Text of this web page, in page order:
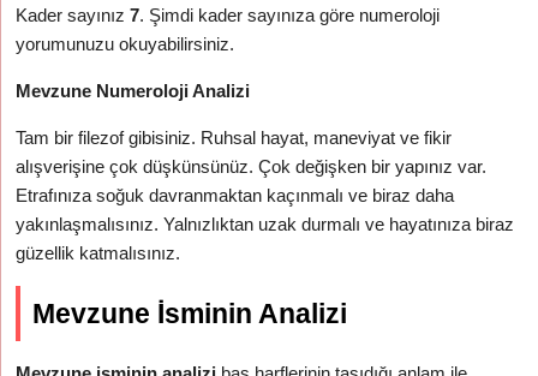
Kader sayınız7. Şimdi kader sayınıza göre numeroloji
yorumunuzu okuyabilirsiniz.
Mevzune Numeroloji Analizi
Tam bir filezof gibisiniz. Ruhsal hayat, maneviyat ve fikir
alışverişine çok düşkünsünüz. Çok değişken bir yapınız var.
Etrafınıza soğuk davranmaktan kaçınmalı ve biraz daha
yakınlaşmalısınız. Yalnızlıktan uzak durmalı ve hayatınıza biraz
güzellik katmalısınız.
Mevzune İsminin Analizi